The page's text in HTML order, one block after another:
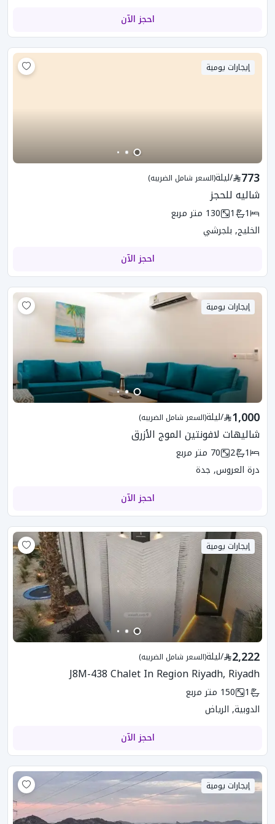
احجز الآن
إيجارات يومية
773
/ليلة(السعر شامل الضريبه)
شاليه للحجز
1
1
130 متر مربع
الخليج, بلجرشي
احجز الآن
إيجارات يومية
1,000
/ليلة(السعر شامل الضريبه)
شاليهات لافونتين الموج الأزرق
1
2
70 متر مربع
درة العروس, جدة
احجز الآن
إيجارات يومية
2,222
/ليلة(السعر شامل الضريبه)
J8M-438 Chalet In Region Riyadh, Riyadh
1
150 متر مربع
الدوبية, الرياض
احجز الآن
إيجارات يومية